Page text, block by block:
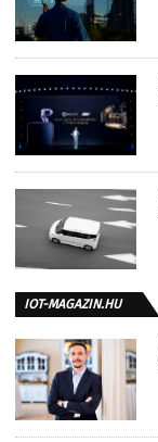
IOT-MAGAZIN.HU